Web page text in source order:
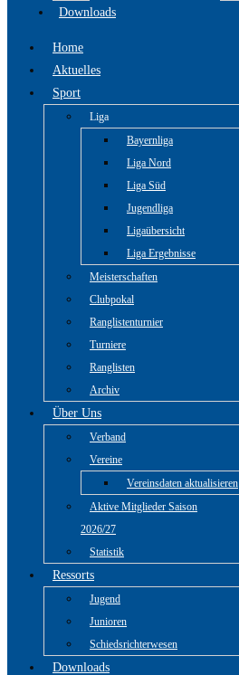
Downloads
Home
Aktuelles
Sport
Liga
Bayernliga
Liga Nord
Liga Süd
Jugendliga
Ligaübersicht
Liga Ergebnisse
Meisterschaften
Clubpokal
Ranglistenturnier
Turniere
Ranglisten
Archiv
Über Uns
Verband
Vereine
Vereinsdaten aktualisieren
Aktive Mitglieder Saison
2026/27
Statistik
Ressorts
Jugend
Junioren
Schiedsrichterwesen
Downloads